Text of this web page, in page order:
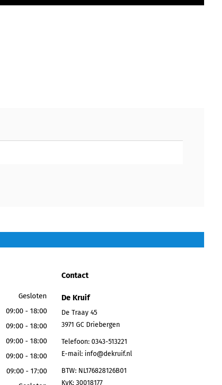
Gesloten
09:00 - 18:00
09:00 - 18:00
09:00 - 18:00
09:00 - 18:00
09:00 - 17:00
Contact
De Kruif
De Traay 45
3971 GC Driebergen
Telefoon: 0343-513221
E-mail: info@dekruif.nl
BTW: NL176828126B01
KvK: 30018177